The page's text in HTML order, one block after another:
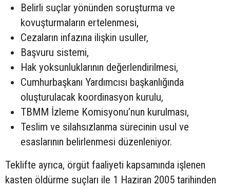
Belirli suçlar yönünden soruşturma ve
kovuşturmaların ertelenmesi,
Cezaların infazına ilişkin usuller,
Başvuru sistemi,
Hak yoksunluklarının değerlendirilmesi,
Cumhurbaşkanı Yardımcısı başkanlığında
oluşturulacak koordinasyon kurulu,
TBMM İzleme Komisyonu’nun kurulması,
Teslim ve silahsızlanma sürecinin usul ve
esaslarının belirlenmesi düzenleniyor.
Teklifte ayrıca, örgüt faaliyeti kapsamında işlenen
kasten öldürme suçları ile 1 Haziran 2005 tarihinden